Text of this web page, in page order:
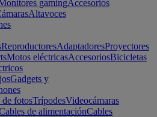
gamingAccesorios
Altavoces
ReproductoresAdaptadoresProyectores
Motos eléctricasAccesoriosBicicletas
Gadgets y
de fotosTrípodesVideocámaras
de alimentaciónCables